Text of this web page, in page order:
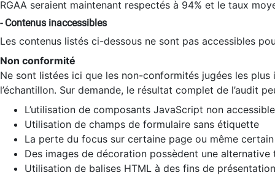
RGAA seraient maintenant respectés à 94% et le taux
- Contenus inaccessibles
Les contenus listés ci-dessous ne sont pas accessibles
Non conformité
Ne sont listées ici que les non-conformités jugées les
l’échantillon. Sur demande, le résultat complet de l’audit
L’utilisation de composants JavaScript non
Utilisation de champs de formulaire sans étiquette
La perte du focus sur certaine page ou même
Des images de décoration possèdent une alternative
Utilisation de balises HTML à des fins de